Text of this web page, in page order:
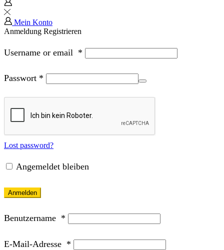
Mein Konto
Anmeldung Registrieren
Username or email *
Passwort *
Lost password?
Angemeldet bleiben
Anmelden
Benutzername *
E-Mail-Adresse *